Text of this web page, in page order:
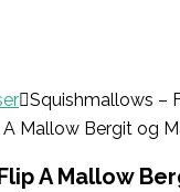
Squishmallows –
A Mallow